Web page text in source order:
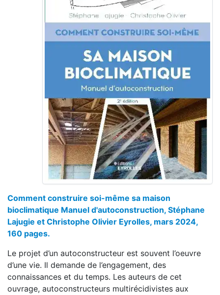
Comment construire soi-même sa maison
bioclimatique Manuel d'autoconstruction, Stéphane
Lajugie et Christophe Olivier Eyrolles, mars 2024,
160 pages.
Le projet d’un autoconstructeur est souvent l’oeuvre
d’une vie. Il demande de l’engagement, des
connaissances et du temps. Les auteurs de cet
ouvrage, autoconstructeurs multirécidivistes aux